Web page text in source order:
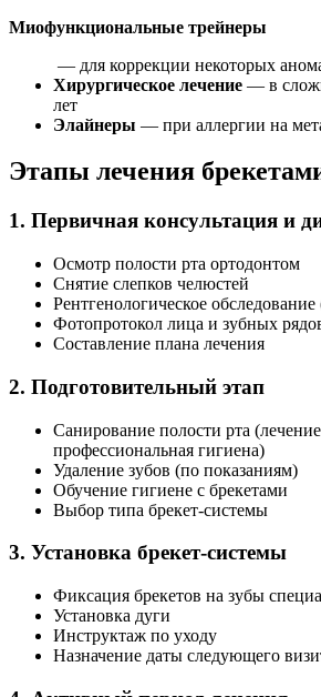
Миофункциональные трейнеры
— для коррекции некоторых
Хирургическое лечение — в
лет
Элайнеры — при аллергии на
Этапы лечения
1. Первичная консультация и
Осмотр полости рта ортодонтом
Снятие слепков челюстей
Рентгенологическое
Фотопротокол лица и зубных
Составление плана лечения
2. Подготовительный этап
Санирование полости рта
профессиональная гигиена)
Удаление зубов (по показаниям)
Обучение гигиене с брекетами
Выбор типа брекет-системы
3. Установка брекет-системы
Фиксация брекетов на зубы
Установка дуги
Инструктаж по уходу
Назначение даты следующего